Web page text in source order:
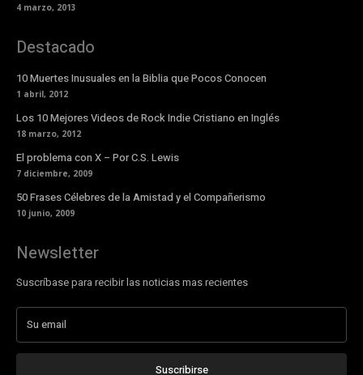
4 marzo, 2013
Destacado
10 Muertes Inusuales en la Biblia que Pocos Conocen
1 abril, 2012
Los 10 Mejores Videos de Rock Indie Cristiano en Inglés
18 marzo, 2012
El problema con X – Por C.S. Lewis
7 diciembre, 2009
50 Frases Célebres de la Amistad y el Compañerismo
10 junio, 2009
Newsletter
Suscríbase para recibir las noticias mas recientes
Suscribirse